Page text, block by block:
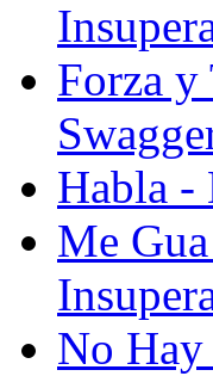
Forza
Habla -
Me
No